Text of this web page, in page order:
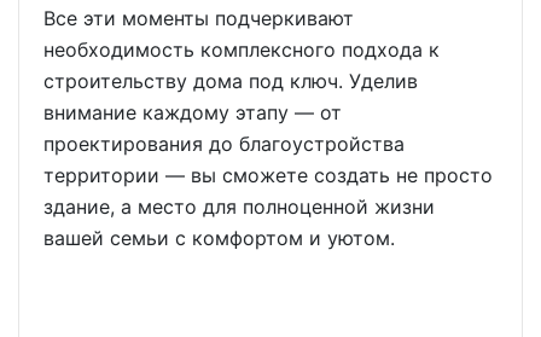
Все эти моменты подчеркивают
необходимость комплексного подхода к
строительству дома под ключ. Уделив
внимание каждому этапу — от
проектирования до благоустройства
территории — вы сможете создать не просто
здание, а место для полноценной жизни
вашей семьи с комфортом и уютом.